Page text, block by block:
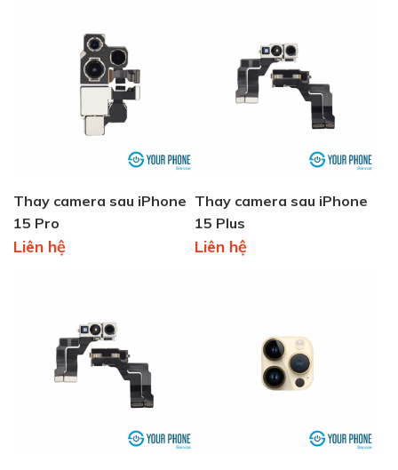
Thay camera sau iPhone
15 Pro
Liên hệ
Thay camera sau iPhone
15 Plus
Liên hệ